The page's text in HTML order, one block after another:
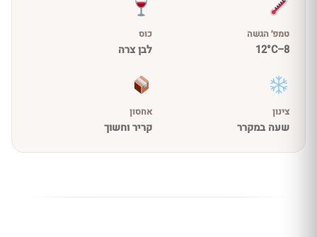
טמפ׳ הגשה
8–12°C
כוס
לבן צרה
צינון
שעה במקרר
אחסון
קריר וחשוך